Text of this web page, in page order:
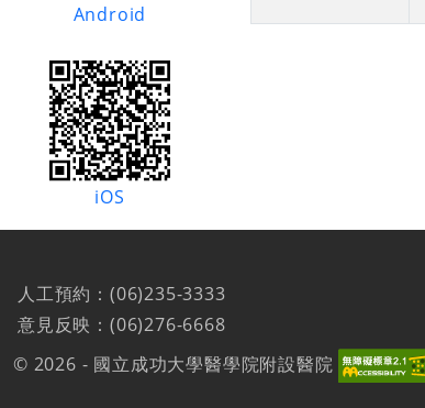
Android
iOS
人工預約：(06)235-3333
意見反映：(06)276-6668
© 2026 - 國立成功大學醫學院附設醫院